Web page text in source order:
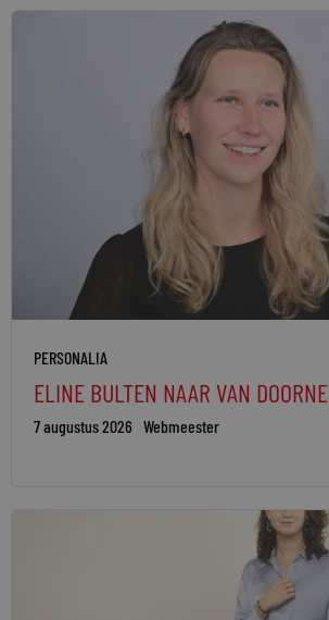
PERSONALIA
ELINE BULTEN NAAR VAN DOORNE
7 augustus 2026 Webmeester